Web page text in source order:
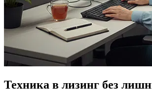
Техника в лизинг без